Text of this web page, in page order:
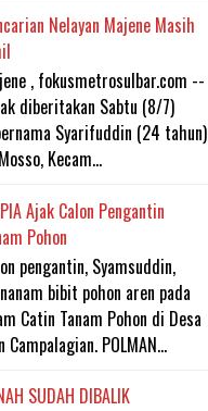
Nelayan Majene Masih
, fokusmetrosulbar.com --
diberitakan Sabtu (8/7)
Syarifuddin (24 tahun)
Kecam...
Ajak Calon Pengantin
Pohon
pengantin, Syamsuddin,
bibit pohon aren pada
Catin Tanam Pohon di Desa
POLMAN...
SUDAH DIBALIK